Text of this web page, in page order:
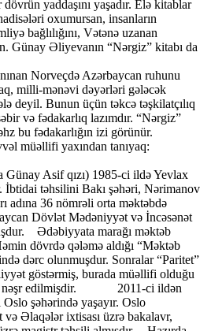
yaddaşını yaşadır. Elə kitablar
oxumursan, insanların
bağlılığını, Vətənə uzanan
Günay Əliyevanın “Nərgiz” kitabı da
Norveçdə Azərbaycan ruhunu
milli-mənəvi dəyərləri gələcək
deyil. Bunun üçün təkcə təşkilatçılıq
və fədakarlıq lazımdır. “Nərgiz”
bu fədakarlığın izi görünür.
müəllifi yaxından tanıyaq:
Asif qızı) 1985-ci ildə Yevlax
İbtidai təhsilini Bakı şəhəri, Nərimanov
adına 36 nömrəli orta məktəbdə
Dövlət Mədəniyyət və İncəsənət
Ədəbiyyata marağı məktəb
dövrdə qələmə aldığı “Məktəb
dərc olunmuşdur. Sonralar “Paritet”
göstərmiş, burada müəllifi olduğu
nəşr edilmişdir. 2011-ci ildən
şəhərində yaşayır. Oslo
Əlaqələr ixtisası üzrə bakalavr,